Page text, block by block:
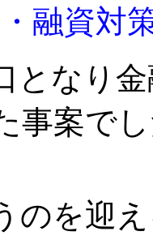
融資対
となり
事案で
のを迎